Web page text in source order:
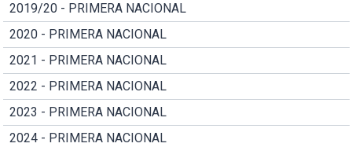
2019/20 - PRIMERA NACIONAL
2020 - PRIMERA NACIONAL
2021 - PRIMERA NACIONAL
2022 - PRIMERA NACIONAL
2023 - PRIMERA NACIONAL
2024 - PRIMERA NACIONAL